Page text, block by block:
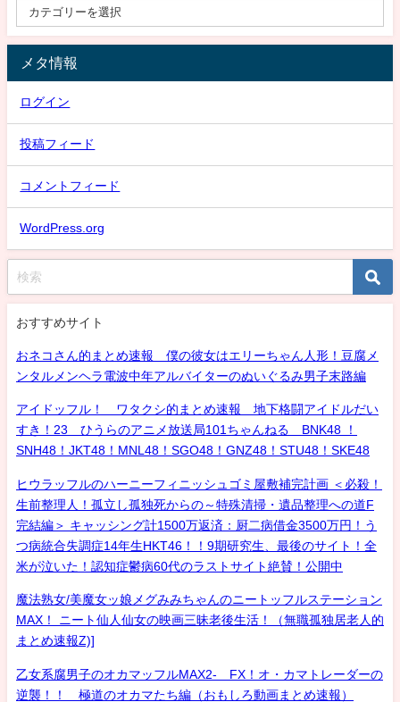
メタ情報
ログイン
投稿フィード
コメントフィード
WordPress.org
おすすめサイト
おネコさん的まとめ速報 僕の彼女はエリーちゃん人形！豆腐メ
ンタルメンヘラ電波中年アルバイターのぬいぐるみ男子末路編
アイドッフル！ ワタクシ的まとめ速報 地下格闘アイドルだい
すき！23 ひうらのアニメ放送局101ちゃんねる BNK48 ！
SNH48！JKT48！MNL48！SGO48！GNZ48！STU48！SKE48
ヒウラッフルのハーニーフィニッシュゴミ屋敷補完計画 ＜必殺！
生前整理人！孤立し孤独死からの～特殊清掃・遺品整理への道F
完結編＞ キャッシング計1500万返済：厨二病借金3500万円！う
つ病統合失調症14年生HKT46！！9期研究生、最後のサイト！全
米が泣いた！認知症鬱病60代のラストサイト絶賛！公開中
魔法熟女/美魔女ッ娘メグみみちゃんのニートッフルステーション
MAX！ ニート仙人仙女の映画三昧老後生活！（無職孤独居老人的
まとめ速報Z)]
乙女系腐男子のオカマッフルMAX2- FX！オ・カマトレーダーの
逆襲！！ 極道のオカマたち編（おもしろ動画まとめ速報）